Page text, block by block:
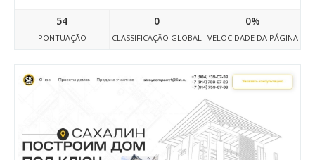
54
PONTUAÇÃO
0
CLASSIFICAÇÃO GLOBAL
0%
VELOCIDADE DA PÁGINA